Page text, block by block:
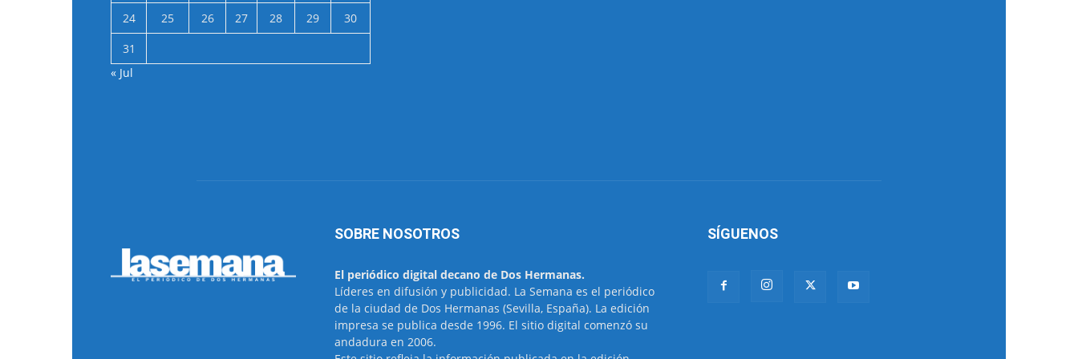
24
25 26 27 28 29
30
31
« Jul
SOBRE NOSOTROS
El periódico digital decano de Dos Hermanas.
Líderes en difusión y publicidad. La Semana es el periódico
de la ciudad de Dos Hermanas (Sevilla, España). La edición
impresa se publica desde 1996. El sitio digital comenzó su
andadura en 2006.
SÍGUENOS